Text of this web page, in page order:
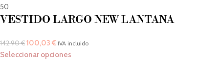
50
VESTIDO LARGO NEW LANTANA
142,90€100,03 € IVA incluido
Seleccionar opciones